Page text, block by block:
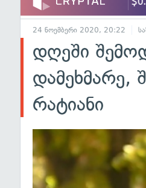
24 ნოემბერი 2020, 20:22
დღეში
დამეხმარე,
რატიანი